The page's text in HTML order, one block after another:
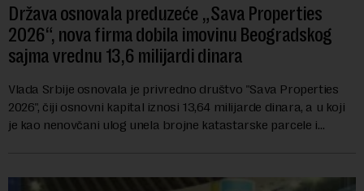
Država osnovala preduzeće „Sava Properties
2026“, nova firma dobila imovinu Beogradskog
sajma vrednu 13,6 milijardi dinara
Vlada Srbije osnovala je privredno društvo "Sava Properties
2026", čiji osnovni kapital iznosi 13,64 milijarde dinara, a u koji
je kao nenovčani ulog unela brojne katastarske parcele i